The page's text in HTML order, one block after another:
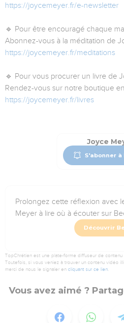
https://joycemeyer.fr/e-newsletter
🔹 Pour être encouragé chaque
Abonnez-vous à la méditation de
https://joycemeyer.fr/meditations
🔹 Pour vous procurer un livre de
Rendez-vous sur notre boutique
https://joycemeyer.fr/livres
Joyce
S'abonner
Prolongez cette réflexion avec
Meyer à lire où à écouter sur
Découvrir
TopChrétien est une plate-forme diffuseur de
Toutefois, si vous veniez à trouver un contenu vidéo
merci de nous le signaler en cliquant sur ce lien.
Vous avez aimé ?